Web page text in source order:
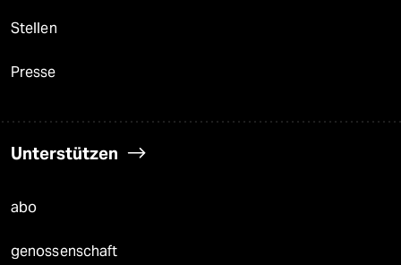
Stellen
Presse
Unterstützen
abo
genossenschaft